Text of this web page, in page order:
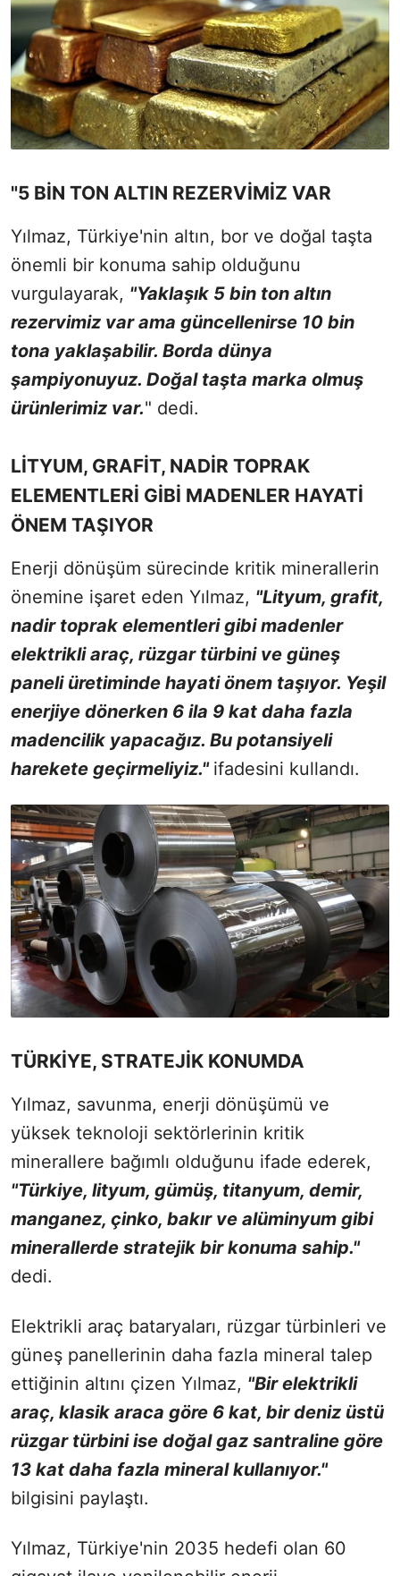
"5 BİN TON ALTIN REZERVİMİZ VAR
Yılmaz, Türkiye'nin altın, bor ve doğal taşta
önemli bir konuma sahip olduğunu
vurgulayarak, "Yaklaşık 5 bin ton altın
rezervimiz var ama güncellenirse 10 bin
tona yaklaşabilir. Borda dünya
şampiyonuyuz. Doğal taşta marka olmuş
ürünlerimiz var." dedi.
LİTYUM, GRAFİT, NADİR TOPRAK
ELEMENTLERİ GİBİ MADENLER HAYATİ
ÖNEM TAŞIYOR
Enerji dönüşüm sürecinde kritik minerallerin
önemine işaret eden Yılmaz, "Lityum, grafit,
nadir toprak elementleri gibi madenler
elektrikli araç, rüzgar türbini ve güneş
paneli üretiminde hayati önem taşıyor. Yeşil
enerjiye dönerken 6 ila 9 kat daha fazla
madencilik yapacağız. Bu potansiyeli
harekete geçirmeliyiz." ifadesini kullandı.
TÜRKİYE, STRATEJİK KONUMDA
Yılmaz, savunma, enerji dönüşümü ve
yüksek teknoloji sektörlerinin kritik
minerallere bağımlı olduğunu ifade ederek,
"Türkiye, lityum, gümüş, titanyum, demir,
manganez, çinko, bakır ve alüminyum gibi
minerallerde stratejik bir konuma sahip."
dedi.
Elektrikli araç bataryaları, rüzgar türbinleri ve
güneş panellerinin daha fazla mineral talep
ettiğinin altını çizen Yılmaz, "Bir elektrikli
araç, klasik araca göre 6 kat, bir deniz üstü
rüzgar türbini ise doğal gaz santraline göre
13 kat daha fazla mineral kullanıyor."
bilgisini paylaştı.
Yılmaz, Türkiye'nin 2035 hedefi olan 60